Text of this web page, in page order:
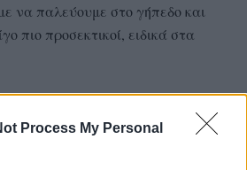
Process My Personal
να παλεύουμε στο γήπεδο και
πιο προσεκτικοί, ειδικά στα